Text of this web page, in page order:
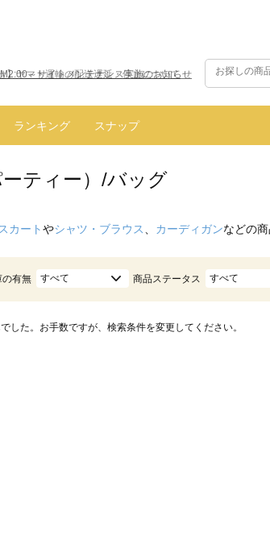
～サイトメンテナンス実施のお知らせ
ランキング スナップ
ティー）/バッグ
スカートやシャツ・ブラウス カーディガンなどの
の有無 すべて 商品ステータス すべて
した。お手数ですが、検索条件を変更してください。